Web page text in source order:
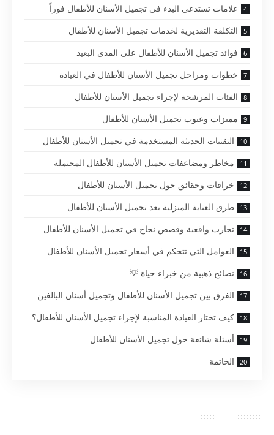
علامات تستدعي البدء في تجميل الأسنان للأطفال فوراً
التكلفة التقديرية لخدمات تجميل الأسنان للأطفال
فوائد تجميل الأسنان للأطفال على المدى البعيد
خطوات ومراحل تجميل الأسنان للأطفال في العيادة
الفئات المرشحة لإجراء تجميل الأسنان للأطفال
مميزات وعيوب تجميل الأسنان للأطفال
التقنيات الحديثة المستخدمة في تجميل الأسنان للأطفال
مخاطر ومضاعفات تجميل الأسنان للأطفال المحتملة
خرافات وحقائق حول تجميل الأسنان للأطفال
طرق العناية المنزلية بعد تجميل الأسنان للأطفال
تجارب واقعية وقصص نجاح في تجميل الأسنان للأطفال
العوامل التي تتحكم في أسعار تجميل الأسنان للأطفال
نصائح ذهبية من خبراء حياة 💡
الفرق بين تجميل الأسنان للأطفال وتجميل أسنان البالغين
كيف تختار العيادة المناسبة لإجراء تجميل الأسنان للأطفال؟
أسئلة شائعة حول تجميل الأسنان للأطفال
الخاتمة